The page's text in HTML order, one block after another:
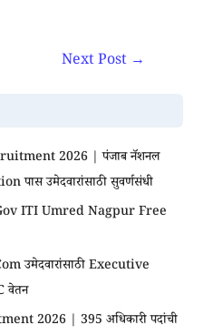
Next Post →
2026 | पंजाब नॅशनल
पास उमेदवारांसाठी सुवर्णसंधी
| Gov ITI Umred Nagpur Free
उमेदवारांसाठी Executive
वेतन
2026 | 395 अधिकारी पदांची